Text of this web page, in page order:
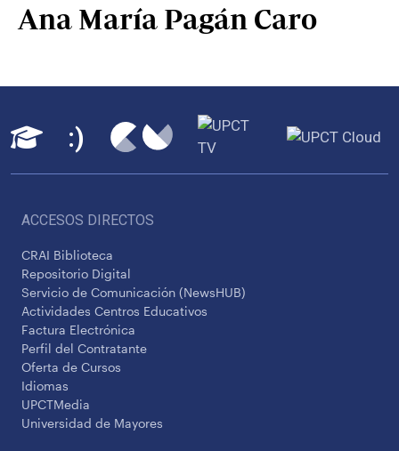
Ana María Pagán Caro
ACCESOS DIRECTOS
CRAI Biblioteca
Repositorio Digital
Servicio de Comunicación (NewsHUB)
Actividades Centros Educativos
Factura Electrónica
Perfil del Contratante
Oferta de Cursos
Idiomas
UPCTMedia
Universidad de Mayores